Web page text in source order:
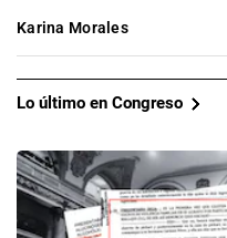
Karina Morales
Lo último en Congreso